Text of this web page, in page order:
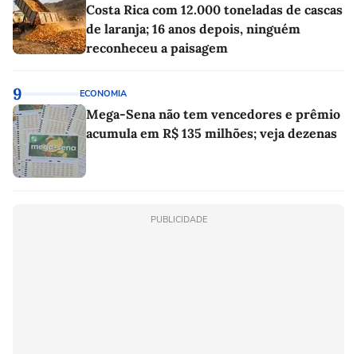
Costa Rica com 12.000 toneladas de cascas
de laranja; 16 anos depois, ninguém
reconheceu a paisagem
9 ECONOMIA
Mega-Sena não tem vencedores e prêmio
acumula em R$ 135 milhões; veja dezenas
PUBLICIDADE